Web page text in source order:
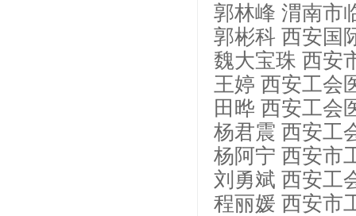
郭林峰 渭南市
郭彬科 西安国
魏大宝珠 西安
王婷 西安工会
田晔 西安工会
杨君震 西安工
杨阿宁 西安市
刘勇斌 西安工
程丽媛 西安市